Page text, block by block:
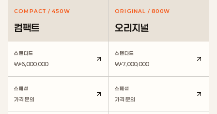
COMPACT /450W
컴팩트
스탠다드
₩6,000,000
스페셜
가격 문의
ORIGINAL /800W
오리지널
스탠다드
₩7,000,000
스페셜
가격 문의